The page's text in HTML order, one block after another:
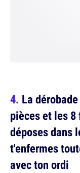
La
pièces et les
déposes dans
t'enfermes
avec ton ordi